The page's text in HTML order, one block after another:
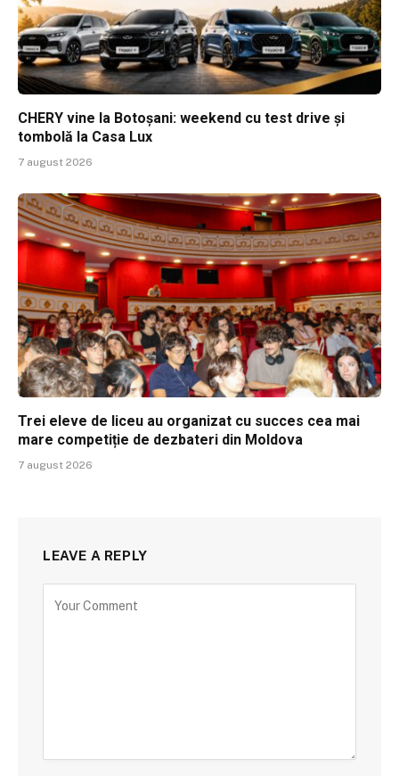
CHERY vine la Botoșani: weekend cu test drive și
tombolă la Casa Lux
7 august 2026
Trei eleve de liceu au organizat cu succes cea mai
mare competiție de dezbateri din Moldova
7 august 2026
LEAVE A REPLY